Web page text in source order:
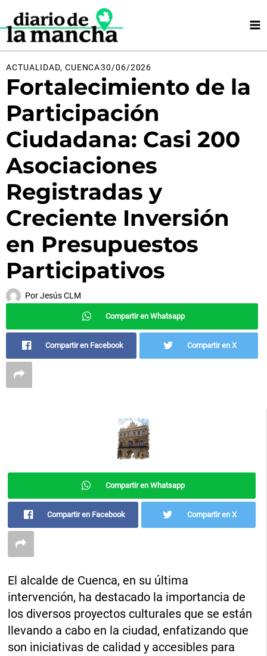
contenido
ACTUALIDAD, CUENCA30/06/2026
Fortalecimiento de la
Participación
Ciudadana: Casi 200
Asociaciones
Registradas y
Creciente Inversión
en Presupuestos
Participativos
PorJesús CLM
Compartir en Whatsapp
Compartir en Facebook Compartir en X
Compartir en Whatsapp
Compartir en Facebook Compartir en X
El alcalde de Cuenca, en su última
intervención, ha destacado la importancia de
los diversos proyectos culturales que se están
llevando a cabo en la ciudad, enfatizando que
son iniciativas de calidad y accesibles para